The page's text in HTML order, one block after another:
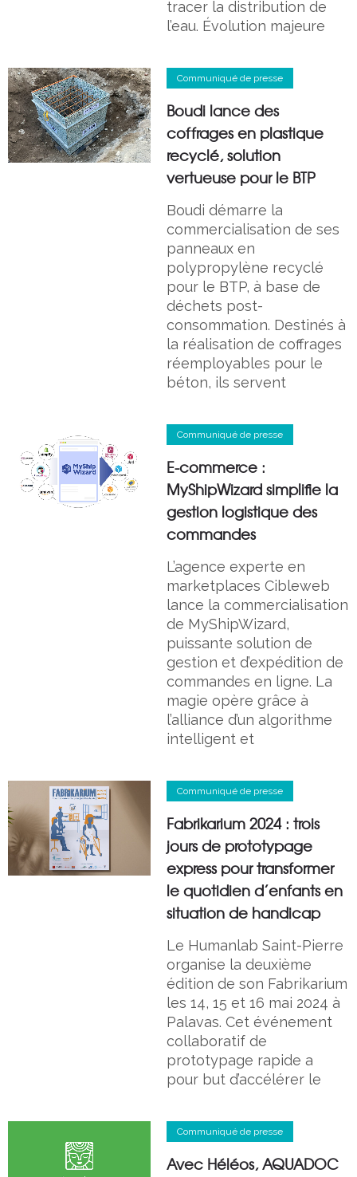
tracer la distribution de
l’eau. Évolution majeure
Communiqué de presse
Boudi lance des
coffrages en plastique
recyclé, solution
vertueuse pour le BTP
Boudi démarre la
commercialisation de ses
panneaux en
polypropylène recyclé
pour le BTP, à base de
déchets post-
consommation. Destinés à
la réalisation de coffrages
réemployables pour le
béton, ils servent
Communiqué de presse
E-commerce :
MyShipWizard simplifie la
gestion logistique des
commandes
L’agence experte en
marketplaces Cibleweb
lance la commercialisation
de MyShipWizard,
puissante solution de
gestion et d’expédition de
commandes en ligne. La
magie opère grâce à
l’alliance d’un algorithme
intelligent et
Communiqué de presse
Fabrikarium 2024 : trois
jours de prototypage
express pour transformer
le quotidien d’enfants en
situation de handicap
Le Humanlab Saint-Pierre
organise la deuxième
édition de son Fabrikarium
les 14, 15 et 16 mai 2024 à
Palavas. Cet événement
collaboratif de
prototypage rapide a
pour but d’accélérer le
Communiqué de presse
Avec Héléos, AQUADOC